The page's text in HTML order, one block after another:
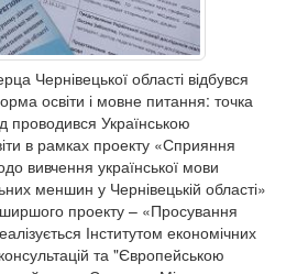
Чернівецької області відбувся
освіти і мовне питання: точка
проводився Українською
в рамках проекту «Сприяння
вивчення української мови
меншин у Чернівецькій області»
проекту – «Просування
Інститутом економічних
та "Європейською